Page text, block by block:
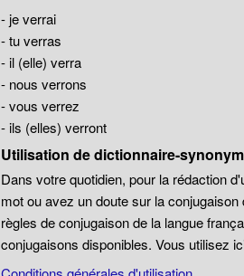
- je verrai
- tu verras
- il (elle) verra
- nous verrons
- vous verrez
- ils (elles) verront
Utilisation de dictionnaire-
Dans votre quotidien, pour la rédaction
mot ou avez un doute sur la
règles de conjugaison de la langue
conjugaisons disponibles. Vous utilisez